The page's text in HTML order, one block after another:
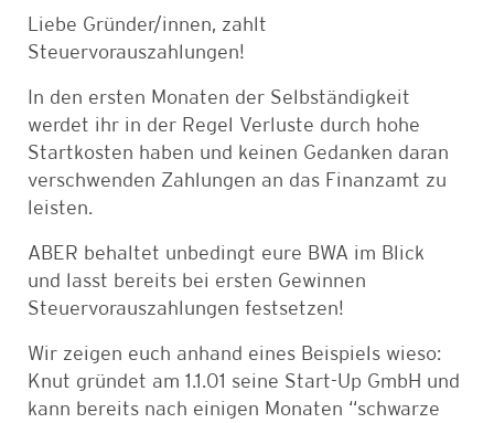
Liebe Gründer/innen, zahlt
Steuervorauszahlungen!
In den ersten Monaten der Selbständigkeit
werdet ihr in der Regel Verluste durch hohe
Startkosten haben und keinen Gedanken daran
verschwenden Zahlungen an das Finanzamt zu
leisten.
ABER behaltet unbedingt eure BWA im Blick
und lasst bereits bei ersten Gewinnen
Steuervorauszahlungen festsetzen!
Wir zeigen euch anhand eines Beispiels wieso:
Knut gründet am 1.1.01 seine Start-Up GmbH und
kann bereits nach einigen Monaten “schwarze